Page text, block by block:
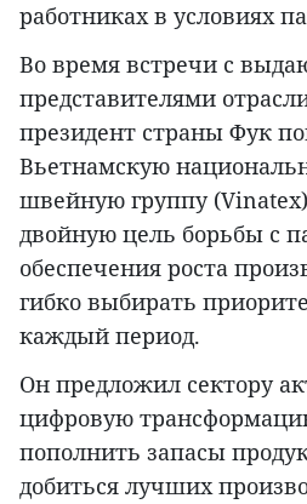
работниках в условиях
Во время встречи с
представителями
президент страны Фук
Вьетнамскую
швейную группу
двойную цель борьбы с
обеспечения роста
гибко выбирать
каждый период.
Он предложил сектору
цифровую
пополнить запасы
добиться лучших